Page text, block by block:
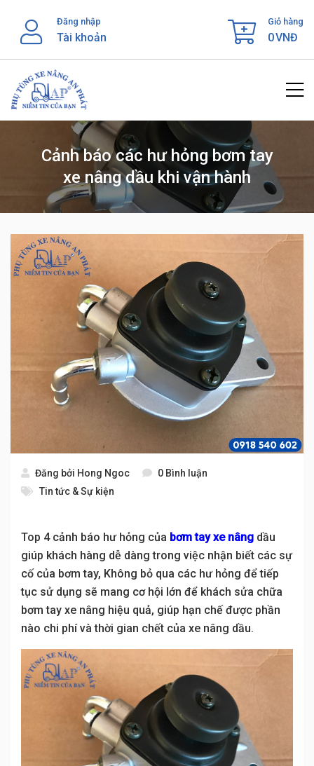
content
Đăng nhập
Tài khoản
Giỏ hàng
0VNĐ
Cảnh báo các hư hỏng bơm tay
xe nâng dầu khi vận hành
Đăng bởi Hong Ngoc
0 Bình luận
Tin tức & Sự kiện
Top 4 cảnh báo hư hỏng của bơm tay xe nâng dầu
giúp khách hàng dễ dàng trong việc nhận biết các sự
cố của bơm tay, Không bỏ qua các hư hỏng để tiếp
tục sử dụng sẽ mang cơ hội lớn để khách sửa chữa
bơm tay xe nâng hiệu quả, giúp hạn chế được phần
nào chi phí và thời gian chết của xe nâng dầu.